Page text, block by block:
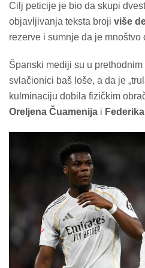
Cilj peticije je bio da skupi
objavljivanja teksta broji više
rezerve i sumnje da je
Španski mediji su u
svlačionici baš loše, a da je
kulminaciju dobila fizičkim
Oreljena Čuamenija i